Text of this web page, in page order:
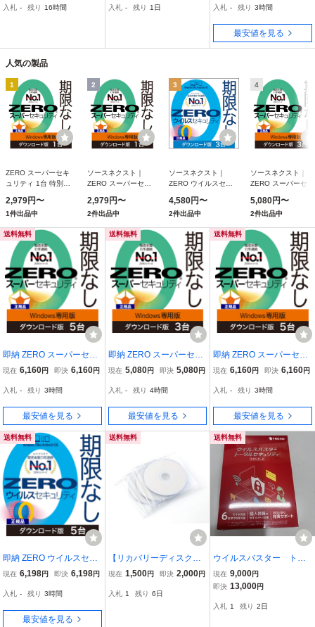
正規ライセンス Windows
入札 - 残り 16時間 入札 - 残り 1日
版 メーカー公式サポー
ト有 3年版 セキュリテ
ィ ソフト
入札 - 残り 3時間
最安値を見る
人気の製品
1
ZERO スーパーセキ
ュリティ 1台 特別版
0000300340
2,979円〜
1件出品中
2
ソースネクスト｜
ZERO スーパーセキ
版 （Windows専用）
ウイルス対策セキュリ
ティソフト｜Window
2,979円〜
2件出品中
3
ソースネクスト｜
ZERO ウイルスセキ
期限） ウイルス対策
セキュリティソフト｜
Windows/Mac/Andr
4,580円〜
2件出品中
4
ソースネクスト｜
ZERO スーパーセキ
版 （Windows専用
ウイルス対策セキュ
ティソフト｜
5,080円〜
2件出品中
送料無料
即納 ZERO スーパーセキ
ュリティ 5台用 期限なし
ロード版) セキュリティ
ソフト ウイルス対策 ソー
スネクスト 5台版
現在 6,160円 即決 6,160円
入札 - 残り 3時間
最安値を見る
送料無料
即納 ZERO スーパーセキ
ュリティ 3台用 期限なし
ロード版) セキュリティ
ソフト ウイルス対策 ソー
スネクスト 3台版
現在 5,080円 即決 5,080円
入札 - 残り 4時間
最安値を見る
送料無料
即納 ZERO スーパーセキ
ュリティ 5台用 期限なし
ロード版) セキュリティ
ソフト ウイルス対策 ソー
スネクスト 5台版
現在 6,160円 即決 6,160円
入札 - 残り 3時間
最安値を見る
送料無料
即納 ZERO ウイルスセキ
ュリティ 5台用 期限なし
s Mac iOS Android対応 ウ
イルス対策ソフト ソース
ネクスト 5台版
現在 6,198円 即決 6,198円
入札 - 残り 3時間
最安値を見る
送料無料
【リカバリーディスク】
富士通 LIFEBOOK NH77/
現在 1,500円 即決 2,000円
入札 1 残り 6日
送料無料
ウイルスバスター トー
タルセキュリティ ３
年 ６台 新品未開封
現在 9,000円
即決 13,000円
入札 1 残り 2日